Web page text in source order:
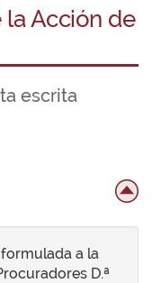
la Acción de
escrita
a la
D.ª